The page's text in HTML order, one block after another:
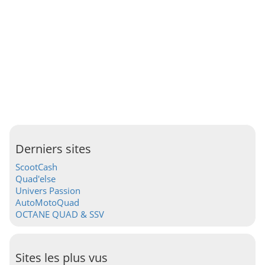
Derniers sites
ScootCash
Quad'else
Univers Passion
AutoMotoQuad
OCTANE QUAD & SSV
Sites les plus vus